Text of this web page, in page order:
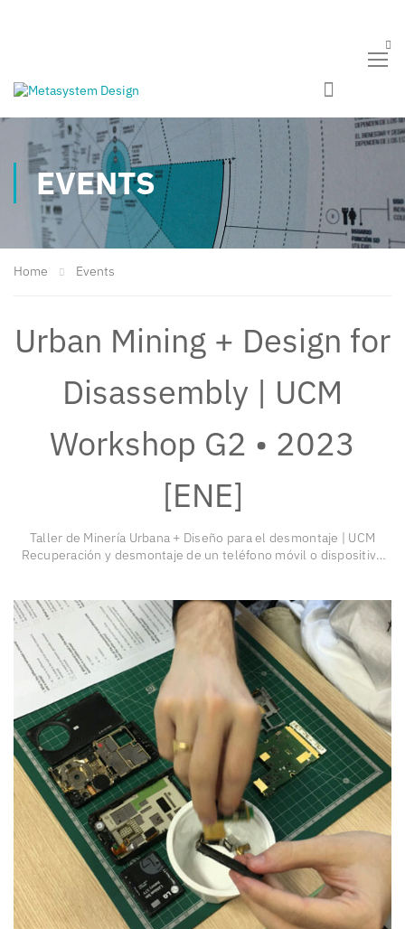
EVENTS
Home Events
Urban Mining + Design for
Disassembly | UCM
Workshop G2 • 2023
[ENE]
Taller de Minería Urbana + Diseño para el desmontaje | UCM
Recuperación y desmontaje de un teléfono móvil o dispositivo
componentes. Prototipado. Temáticas Diseño y …